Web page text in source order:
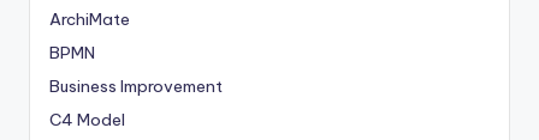
ArchiMate
BPMN
Business Improvement
C4 Model